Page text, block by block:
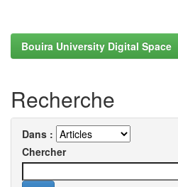
Bouira University Digital Space
Recherche
Dans :
Chercher